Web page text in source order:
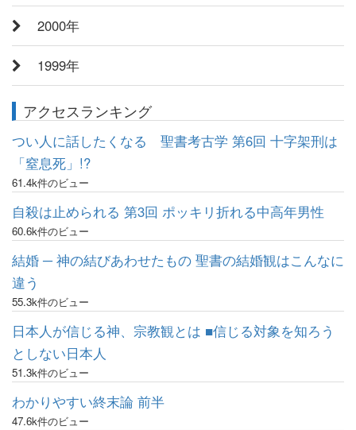
2000年
1999年
アクセスランキング
つい人に話したくなる 聖書考古学 第6回 十字架刑は
「窒息死」!?
61.4k件のビュー
自殺は止められる 第3回 ポッキリ折れる中高年男性
60.6k件のビュー
結婚 ─ 神の結びあわせたもの 聖書の結婚観はこんなに
違う
55.3k件のビュー
日本人が信じる神、宗教観とは ■信じる対象を知ろう
としない日本人
51.3k件のビュー
わかりやすい終末論 前半
47.6k件のビュー